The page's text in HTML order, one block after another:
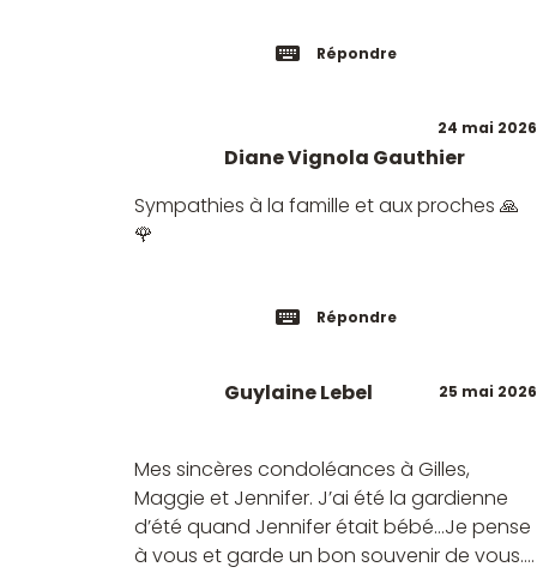
Répondre
24 mai 2026
Diane Vignola Gauthier
Sympathies à la famille et aux proches 🙏
🌹
Répondre
25 mai 2026
Guylaine Lebel
Mes sincères condoléances à Gilles,
Maggie et Jennifer. J’ai été la gardienne
d’été quand Jennifer était bébé…Je pense
à vous et garde un bon souvenir de vous….